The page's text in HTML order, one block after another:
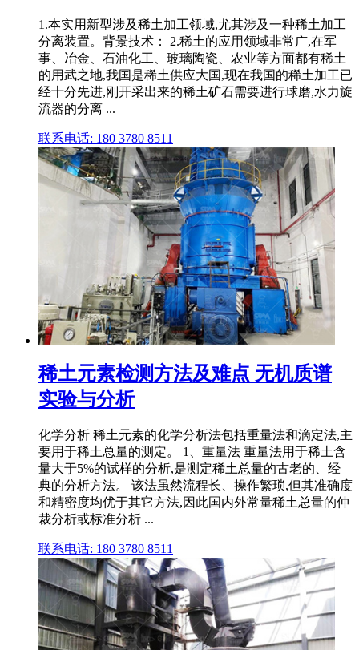
1.本实用新型涉及稀土加工领域,尤其涉及一种稀土加工
分离装置。背景技术： 2.稀土的应用领域非常广,在军
事、冶金、石油化工、玻璃陶瓷、农业等方面都有稀土
的用武之地,我国是稀土供应大国,现在我国的稀土加工已
经十分先进,刚开采出来的稀土矿石需要进行球磨,水力旋
流器的分离 ...
联系电话: 180 3780 8511
稀土元素检测方法及难点 无机质谱
实验与分析
化学分析 稀土元素的化学分析法包括重量法和滴定法,主
要用于稀土总量的测定。 1、重量法 重量法用于稀土含
量大于5%的试样的分析,是测定稀土总量的古老的、经
典的分析方法。 该法虽然流程长、操作繁琐,但其准确度
和精密度均优于其它方法,因此国内外常量稀土总量的仲
裁分析或标准分析 ...
联系电话: 180 3780 8511